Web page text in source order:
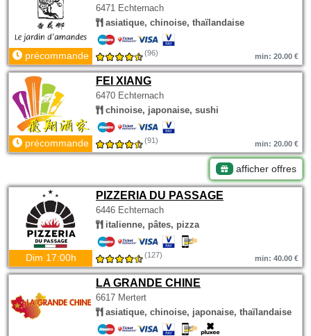
6471 Echternach
asiatique, chinoise, thaïlandaise
précommande (96) min: 20.00 €
FEI XIANG
6470 Echternach
chinoise, japonaise, sushi
précommande (91) min: 20.00 €
afficher offres
PIZZERIA DU PASSAGE
6446 Echternach
italienne, pâtes, pizza
Dim 17:00h (127) min: 40.00 €
LA GRANDE CHINE
6617 Mertert
asiatique, chinoise, japonaise, thaïlandaise